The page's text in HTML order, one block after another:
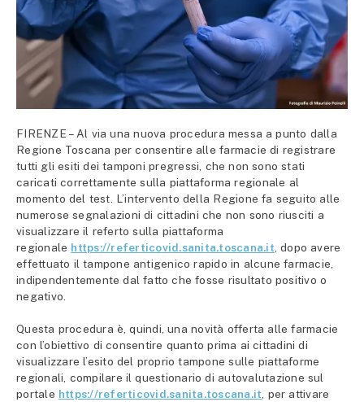
FIRENZE – Al via una nuova procedura messa a punto dalla
Regione Toscana per consentire alle farmacie di registrare
tutti gli esiti dei tamponi pregressi, che non sono stati
caricati correttamente sulla piattaforma regionale al
momento del test. L’intervento della Regione fa seguito alle
numerose segnalazioni di cittadini che non sono riusciti a
visualizzare il referto sulla piattaforma
regionale https://referticovid.sanita.toscana.it , dopo avere
effettuato il tampone antigenico rapido in alcune farmacie,
indipendentemente dal fatto che fosse risultato positivo o
negativo.
Questa procedura è, quindi, una novità offerta alle farmacie
con l’obiettivo di consentire quanto prima ai cittadini di
visualizzare l’esito del proprio tampone sulle piattaforme
regionali, compilare il questionario di autovalutazione sul
portale https://referticovid.sanita.toscana.it , per attivare